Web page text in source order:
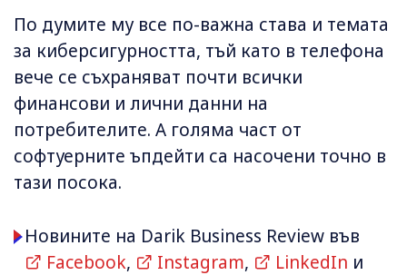
По думите му все по-важна става и темата
за киберсигурността, тъй като в телефона
вече се съхраняват почти всички
финансови и лични данни на
потребителите. А голяма част от
софтуерните ъпдейти са насочени точно в
тази посока.
Новините на Darik Business Review във
Facebook, Instagram, LinkedIn и